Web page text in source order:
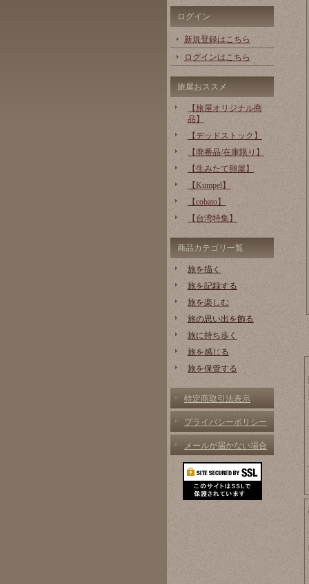
ログイン
新規登録はこちら
ログインはこちら
旅屋おススメ
【旅屋オリジナル商
品】
【デッドストック】
【廃番品/在庫限り】
【生みたて卵屋】
【Kumpel】
【cobato】
【台湾特集】
商品カテゴリ一覧
旅を描く
旅を記録する
旅を楽しむ
旅の思い出を飾る
旅に持ち歩く
旅を感じる
旅を保管する
特定商取引法表示
プライバシーポリシー
メールが届かない場合